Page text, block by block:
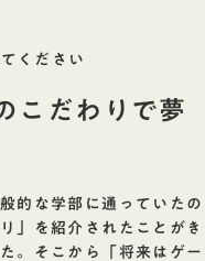
ください
こだわりで夢
的な学部に通っていたの
」を紹介されたことがき
。そこから「将来はゲー